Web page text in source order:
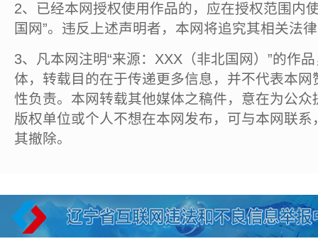
2、已经本网授权使用作品的，应在授权范围内
国网”。违反上述声明者，本网将追究其相关法
3、凡本网注明“来源：XXX（非北国网）”的作
体，转载目的在于传递更多信息，并不代表本
性负责。本网转载其他媒体之稿件，意在为公
版权单位或个人不想在本网发布，可与本网联
其撤除。